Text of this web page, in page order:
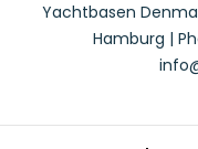
Yachtbasen
Hamburg |